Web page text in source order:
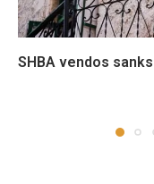
SHBA vendos